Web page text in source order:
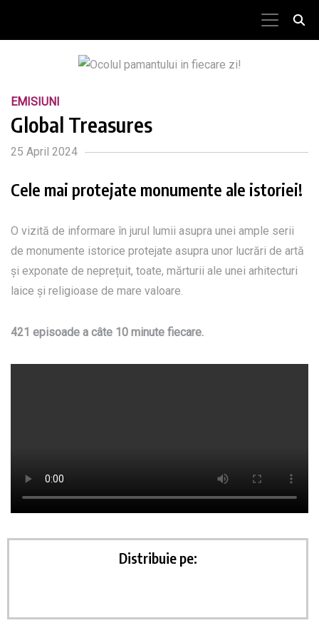
EMISIUNI
Global Treasures
25 April 2024
Cele mai protejate monumente ale istoriei!
O vizită de informare în jurul lumii asupra unei ample serii
de monumente istorice protejate asupra unor lucrări de artă
și exponate de neprețuit, toate, mărturii ale unei arhitecturi
laice și religioase de mare valoare.
421 episoade a câte 10 minute fiecare.